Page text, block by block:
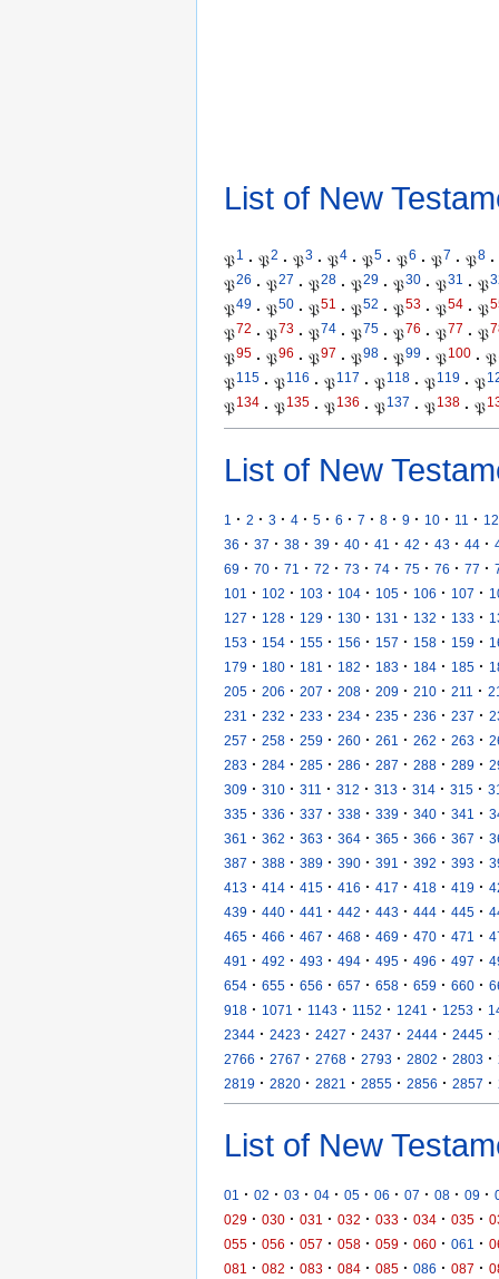
List of New
𝔓1 · 𝔓2 · 𝔓3 · 𝔓4 · 𝔓5 · 𝔓6 · 𝔓7 · 𝔓8 ·
𝔓26 · 𝔓27 · 𝔓28 · 𝔓29 · 𝔓30 · 𝔓31 · 𝔓
𝔓49 · 𝔓50 · 𝔓51 · 𝔓52 · 𝔓53 · 𝔓54 · 𝔓
𝔓72 · 𝔓73 · 𝔓74 · 𝔓75 · 𝔓76 · 𝔓77 · 𝔓
𝔓95 · 𝔓96 · 𝔓97 · 𝔓98 · 𝔓99 · 𝔓100 · 𝔓
𝔓115 · 𝔓116 · 𝔓117 · 𝔓118 · 𝔓119 · 𝔓
𝔓134 · 𝔓135 · 𝔓136 · 𝔓137 · 𝔓138 · 𝔓
List of New
1 · 2 · 3 · 4 · 5 · 6 · 7 · 8 · 9 · 10 · 11 · 12
36 · 37 · 38 · 39 · 40 · 41 · 42 · 43 · 44 ·
69 · 70 · 71 · 72 · 73 · 74 · 75 · 76 · 77 ·
101
· 102 · 103 · 104 · 105 · 106 · 107 ·
127 · 128 · 129 · 130 · 131 · 132 · 133 ·
153 · 154 · 155 · 156 · 157 · 158 · 159 ·
179 · 180 · 181 · 182 · 183 · 184 · 185 ·
205 · 206 · 207 · 208 · 209 · 210 · 211 ·
231
· 232 · 233 · 234 · 235 · 236 · 237 ·
257 · 258 · 259 · 260 · 261 · 262 · 263 ·
283 · 284 · 285 · 286 · 287 · 288 · 289 ·
309 · 310 · 311 · 312 · 313 · 314 · 315 ·
335 · 336 · 337 · 338 · 339 · 340 · 341 ·
361
· 362 · 363 · 364 · 365 · 366 · 367 ·
387 · 388 · 389 · 390 · 391 · 392 · 393 ·
413 · 414 · 415 · 416 · 417 · 418 · 419 ·
439 · 440 · 441 · 442 · 443 · 444 · 445 ·
465 · 466 · 467 · 468 · 469 · 470 · 471 ·
491
· 492 · 493 · 494 · 495 · 496 · 497 ·
654 · 655 · 656 · 657 · 658 · 659 · 660 ·
918 · 1071 · 1143 · 1152 · 1241 · 1253 ·
2344 · 2423 · 2427 · 2437 · 2444 · 2445 ·
2766 · 2767 · 2768 · 2793 · 2802 · 2803 ·
2819 · 2820 · 2821 · 2855 · 2856 · 2857 ·
List of New
01 · 02 · 03 · 04 · 05 · 06 · 07 · 08 · 09 ·
029 · 030 · 031 · 032 · 033 · 034 · 035 ·
055 · 056 · 057 · 058 · 059 · 060 · 061 ·
081
· 082 · 083 · 084 · 085 · 086 · 087 ·